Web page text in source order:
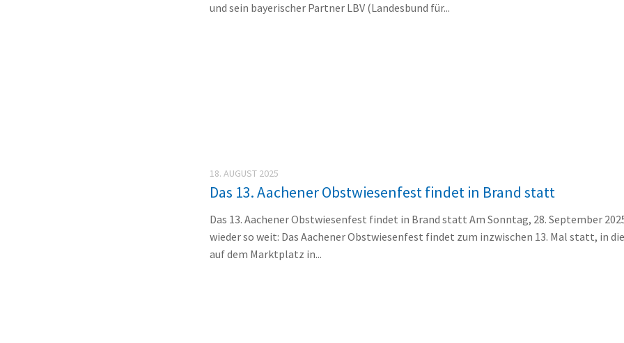
und sein bayerischer Partner LBV (Landesbund für...
18. AUGUST 2025
Das 13. Aachener Obstwiesenfest findet in Brand statt
Das 13. Aachener Obstwiesenfest findet in Brand statt Am Sonntag, 28. September
wieder so weit: Das Aachener Obstwiesenfest findet zum inzwischen 13. Mal statt, in
auf dem Marktplatz in...